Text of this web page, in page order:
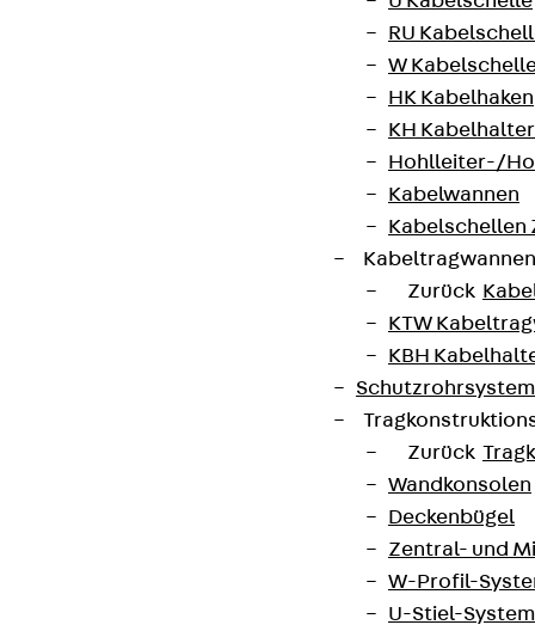
RU
W
HK Kabelhaken
KH Kabelhalter
Hohlleiter-/
Kabelwannen
Kabelschellen
Zurück
KTW
KBH
Zurück
Wandkonsolen
Deckenbügel
Zentral- und
W-Profil-
U-Stiel-System